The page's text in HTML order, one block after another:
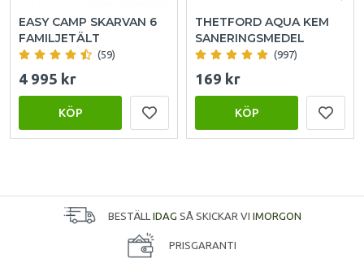
EASY CAMP SKARVAN 6
FAMILJETÄLT
(59)
4 995 kr
KÖP
THETFORD AQUA KEM
SANERINGSMEDEL
(997)
169 kr
KÖP
BESTÄLL IDAG SÅ SKICKAR VI IMORGON
PRISGARANTI